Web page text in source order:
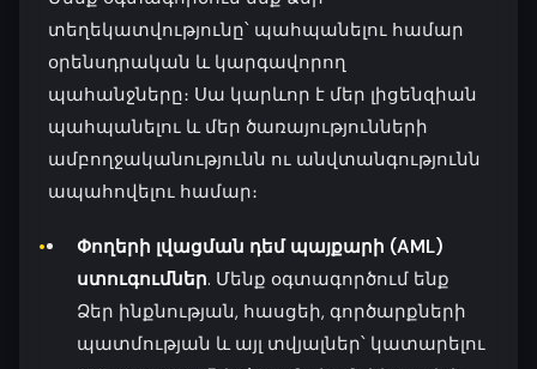
տեղեկատվությունը՝ պահպանելու համար
օրենսդրական և կարգավորող
պահանջները։ Սա կարևոր է մեր լիցենզիան
պահպանելու և մեր ծառայությունների
ամբողջականությունն ու անվտանգությունն
ապահովելու համար։
Փողերի լվացման դեմ պայքարի (AML)
ստուգումներ. Մենք օգտագործում ենք
Ձեր ինքնության, հասցեի, գործարքների
պատմության և այլ տվյալներ՝ կատարելու